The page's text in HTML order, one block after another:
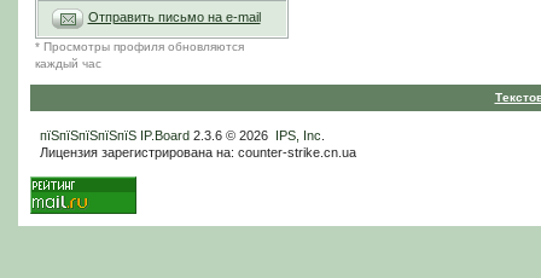
Отправить письмо на e-mail
* Просмотры профиля обновляются
каждый час
пїЅпїЅпїЅпїЅпїЅ IP.Board2.3.6 © 2026 IPS, Inc
Лицензия зарегистрирована на: counter-strike.cn.ua